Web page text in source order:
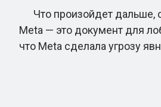
Что произойдет дальше,
Meta — это документ для
что Meta сделала угрозу